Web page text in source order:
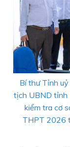
Bí thư Tỉnh
tịch UBND tỉnh
kiểm tra cơ
THPT 2026